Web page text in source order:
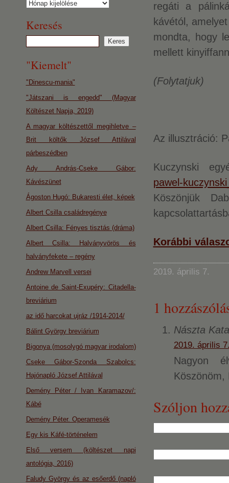
regáti a
kávétól,
mondta, hogy
mellett
(Folytatjuk)
Az illusztráció:
Kuczynski
pawel-
Köszönjük
Korábbi
2019. április 7.
1
Nászta
2019. április
Nagyon
Köszönöm,
Szóljon
Archívum
Keresés
"Kiemelt"
"Dinescu-mania"
"Játszani is engedd" (Magyar
Költészet Napja, 2019)
A magyar költészettől megihletve –
Brit költők József Attilával
párbeszédben
Ady András-Cseke Gábor:
Kávészünet
Ágoston Hugó: Bukaresti élet, képek
Albert Csilla családregénye
Albert Csilla: Fényes tisztás (dráma)
Albert Csilla: Halványvörös és
halványfekete – regény
Andrew Marvell versei
Antoine de Saint-Exupéry: Citadella-
breviárium
az idő harcokat ujráz /1914-2014/
Bálint György breviárium
Bigonya (mosolygó magyar irodalom)
Cseke Gábor-Szonda Szabolcs:
Hajónapló József Attilával
Demény Péter / Ivan Karamazov/:
Kábé
Demény Péter. Operamesék
Egy kis Káfé-történelem
Első versem (költészet napi
antológia, 2016)
Faludy György és az esőerdő (napló